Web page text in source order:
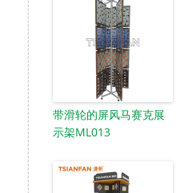
带滑轮的屏风马赛克展
示架ML013